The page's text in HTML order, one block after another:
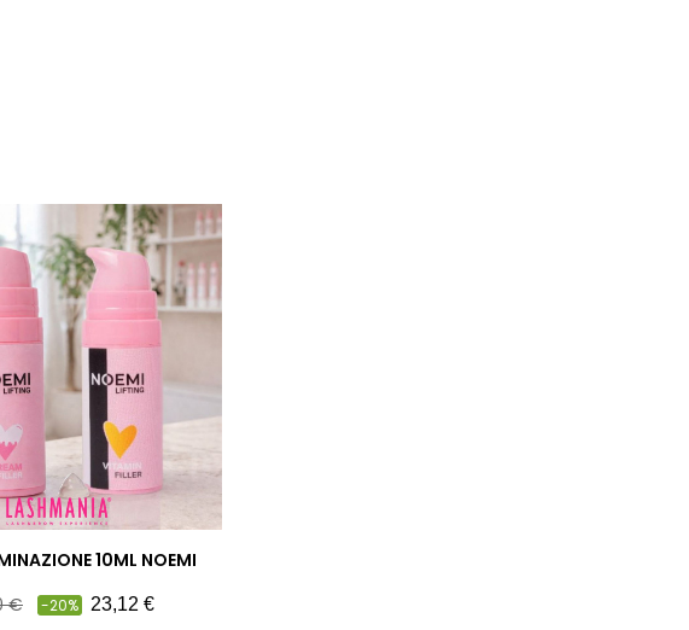
10ML NOEMI
€ -20% Prezzo
23,12 €